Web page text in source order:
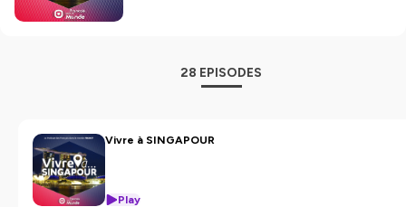
28 EPISODES
Vivre à SINGAPOUR
Play